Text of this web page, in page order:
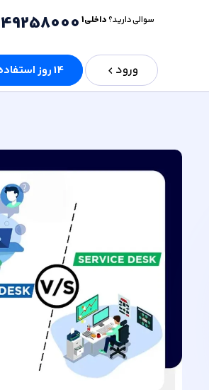
سوالی دارید؟داخلی 1 49258000 -
ورود 14 روز استفاده رایگان